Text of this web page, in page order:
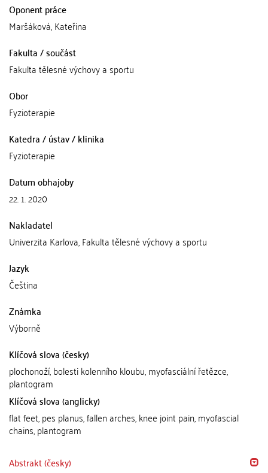
Oponent práce
Maršáková, Kateřina
Fakulta / součást
Fakulta tělesné výchovy a sportu
Obor
Fyzioterapie
Katedra / ústav / klinika
Fyzioterapie
Datum obhajoby
22. 1. 2020
Nakladatel
Univerzita Karlova, Fakulta tělesné výchovy a sportu
Jazyk
Čeština
Známka
Výborně
Klíčová slova (česky)
plochonoží, bolesti kolenního kloubu, myofasciální řetězce,
plantogram
Klíčová slova (anglicky)
flat feet, pes planus, fallen arches, knee joint pain, myofascial
chains, plantogram
Abstrakt (česky)